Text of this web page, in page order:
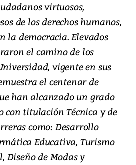
virtuosos,
de los derechos humanos,
la democracia. Elevados
el camino de los
vigente en sus
el centenar de
han alcanzado un grado
con titulación Técnica y de
como: Desarrollo
Educativa, Turismo
Diseño de Modas y